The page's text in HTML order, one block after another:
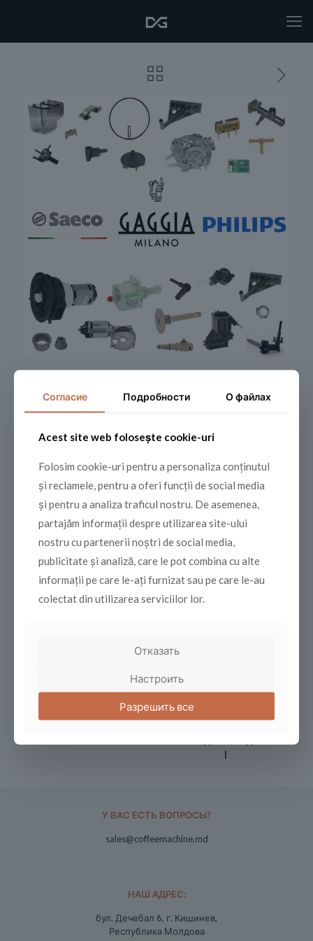
spare parts | Saeco |
Gaggia | Philips |
Категория:
Похожие
|
У ВАС ЕСТЬ ВОПРОСЫ?
sales@coffeemachine.md
НАШ АДРЕС:
бул. Дечебал 6, г. Кишинев,
Республика Молдова
Согласие Подробности О файлах
Acest site web folosește cookie-uri
Folosim cookie-uri pentru a personaliza conținutul
și reclamele, pentru a oferi funcții de social media
și pentru a analiza traficul nostru. De asemenea,
partajăm informații despre utilizarea site-ului
nostru cu partenerii noștri de social media,
publicitate și analiză, care le pot combina cu alte
informații pe care le-ați furnizat sau pe care le-au
colectat din utilizarea serviciilor lor.
Отказать
Настроить
Разрешить все